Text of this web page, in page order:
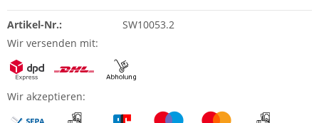
Artikel-Nr.:
SW10053.2
Wir versenden mit:
Wir akzeptieren: